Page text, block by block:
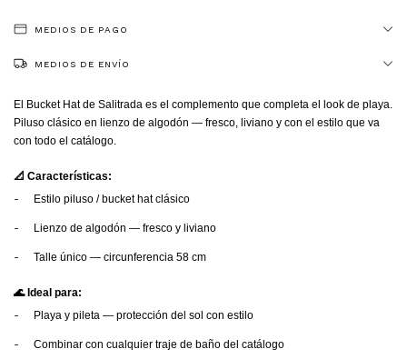
MEDIOS DE PAGO
MEDIOS DE ENVÍO
El Bucket Hat de Salitrada es el complemento que completa el look de playa.
Piluso clásico en lienzo de algodón — fresco, liviano y con el estilo que va
con todo el catálogo.
📐 Características:
-
Estilo piluso / bucket hat clásico
- Lienzo de algodón — fresco y liviano
- Talle único — circunferencia 58 cm
🌊 Ideal para:
-
Playa y pileta — protección del sol con estilo
- Combinar con cualquier traje de baño del catálogo